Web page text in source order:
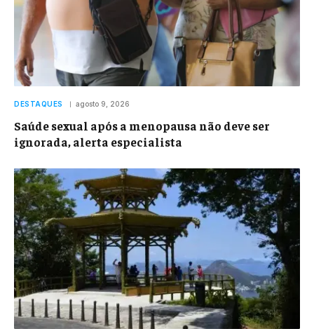
DESTAQUES agosto 9, 2026
Saúde sexual após a menopausa não deve ser
ignorada, alerta especialista